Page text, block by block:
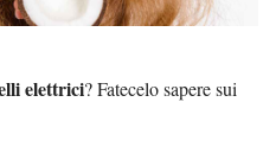
elettrici? Fatecelo sapere sui